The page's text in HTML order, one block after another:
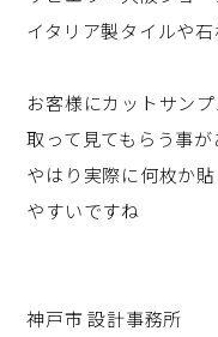
イタリア製タイルや
お客様にカットサン
取って見てもらう事
やはり実際に何枚か
やすいですね
神戸市 設計事務所